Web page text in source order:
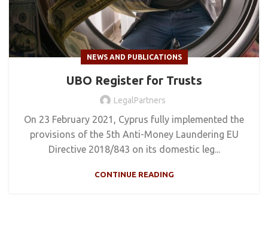
NEWS AND PUBLICATIONS
UBO Register for Trusts
LegalPartners
On 23 February 2021, Cyprus fully implemented the
provisions of the 5th Anti-Money Laundering EU
Directive 2018/843 on its domestic leg...
CONTINUE READING